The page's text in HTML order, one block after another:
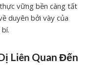
vững bền càng tất
duyên bởi vày của
Liên Quan Đến